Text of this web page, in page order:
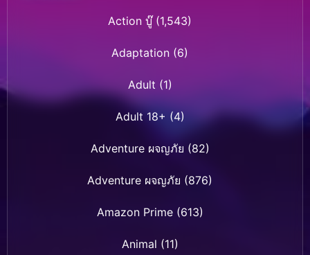
Action บู๊(1,543)
Adaptation (6)
Adult (1)
Adult 18+ (4)
Adventure ผจญภัย (82)
Adventure ผจญภัย (876)
Amazon Prime(613)
Animal (11)